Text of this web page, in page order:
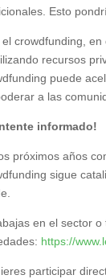
Esto
el crowdfunding,
recursos
puede
a las
informado!
próximos años
sigue
en el sector
https://
participar